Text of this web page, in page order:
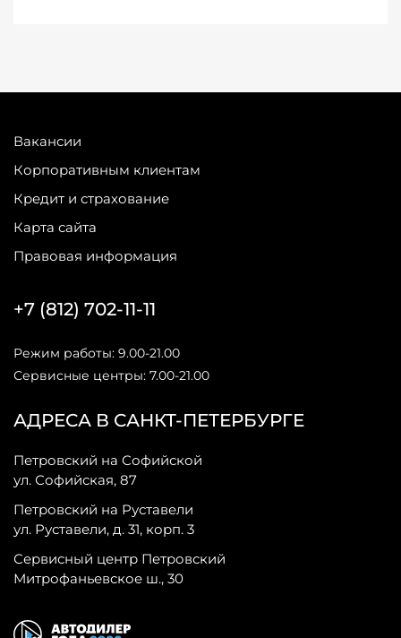
Вакансии
Корпоративным клиентам
Кредит и страхование
Карта сайта
Правовая информация
АДРЕСА В САНКТ-ПЕТЕРБУРГЕ
Петровский на Софийской
ул. Софийская, 87
Петровский на Руставели
ул. Руставели, д. 31, корп. 3
Сервисный центр Петровский
Митрофаньевское ш., 30
+7 (812) 702-11-11
Режим работы: 9.00-21.00
Сервисные центры: 7.00-21.00